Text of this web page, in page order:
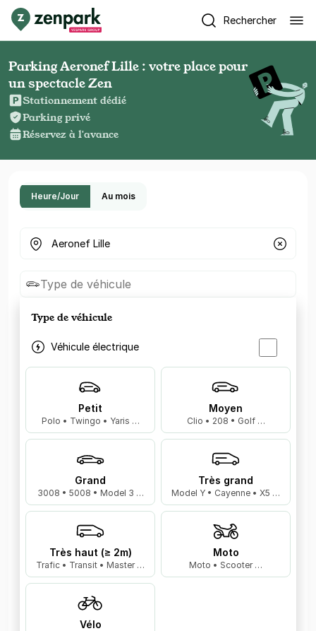
Rechercher
Parking Aeronef Lille : votre place pour
un spectacle Zen
Stationnement dédié
Parking privé
Réservez à l'avance
Heure/Jour Au mois
Où cherchez-vous un parking ?
Type de véhicule
Type de véhicule
Véhicule électrique
Petit
Polo • Twingo • Yaris …
Moyen
Clio • 208 • Golf …
Grand
3008 • 5008 • Model 3 …
Très grand
Model Y • Cayenne • X5 …
Très haut (≥ 2m)
Trafic • Transit • Master …
Moto
Moto • Scooter …
Vélo